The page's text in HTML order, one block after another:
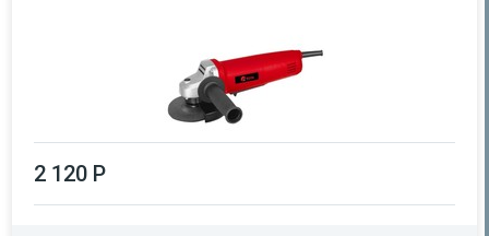
2 120 Р